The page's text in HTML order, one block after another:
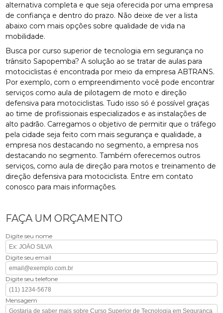
alternativa completa e que seja oferecida por uma empresa
de confiança e dentro do prazo. Não deixe de ver a lista
abaixo com mais opções sobre qualidade de vida na
mobilidade.
Busca por curso superior de tecnologia em segurança no
trânsito Sapopemba? A solução ao se tratar de aulas para
motociclistas é encontrada por meio da empresa ABTRANS.
Por exemplo, com o empreendimento você pode encontrar
serviços como aula de pilotagem de moto e direção
defensiva para motociclistas. Tudo isso só é possível graças
ao time de profissionais especializados e as instalações de
alto padrão. Carregamos o objetivo de permitir que o tráfego
pela cidade seja feito com mais segurança e qualidade, a
empresa nos destacando no segmento, a empresa nos
destacando no segmento. Também oferecemos outros
serviços, como aula de direção para motos e treinamento de
direção defensiva para motociclista. Entre em contato
conosco para mais informações.
FAÇA UM ORÇAMENTO
Digite seu nome
Digite seu email
Digite seu telefone
Mensagem